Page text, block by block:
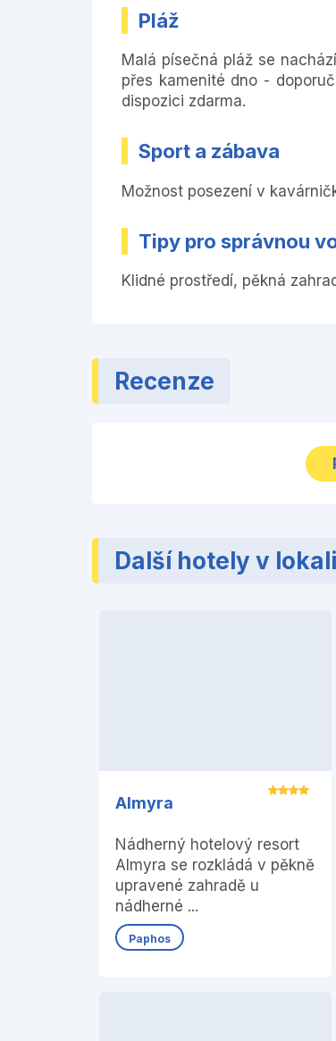
Pláž
Malá písečná pláž se
přes kamenité dno -
dispozici zdarma.
Sport a zábava
Možnost posezení v
Tipy pro správnou
Klidné prostředí, pěkná
Recenze
Další hotely v
Almyra
Nádherný hotelový resort
Almyra se rozkládá v pěkně
upravené zahradě u
nádherné ...
Paphos